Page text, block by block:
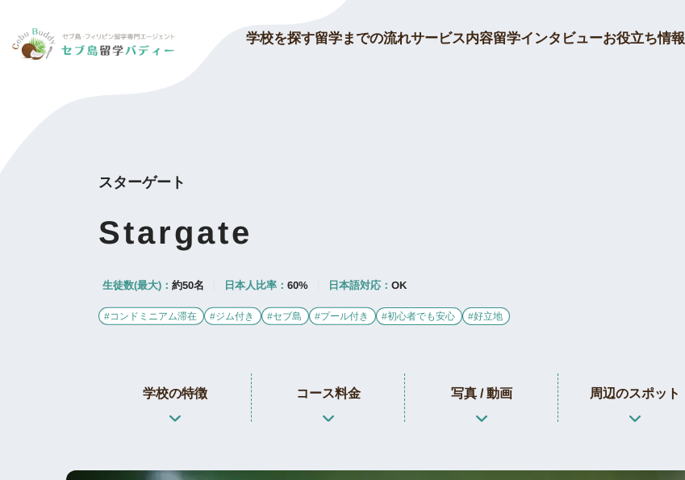
学校を探す留学までの流れサービス内容留学インタビューお役立ち情報
Stargate
スターゲート
生徒数(最大)：約50名 日本人比率：60% 日本語対応：OK
#コンドミニアム滞在 #ジム付き #セブ島 #プール付き #初心者でも安心 #好立地
学校の特徴 コース料金 写真 / 動画 周辺のスポット